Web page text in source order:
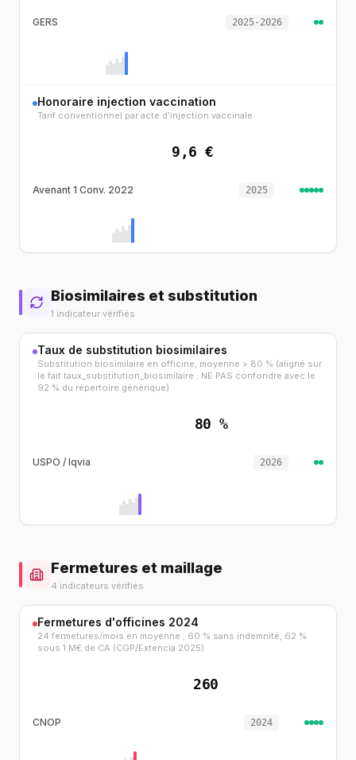
GERS 2025-2026
Honoraire injection vaccination
Tarif conventionnel par acte d'injection vaccinale
9,6 €
Avenant 1 Conv. 2022 2025
Biosimilaires et substitution
1 indicateur vérifiés
Taux de substitution biosimilaires
Substitution biosimilaire en officine, moyenne > 80 % (aligné sur
le fait taux_substitution_biosimilaire ; NE PAS confondre avec le
92 % du répertoire générique)
80 %
USPO / Iqvia 2026
Fermetures et maillage
4 indicateurs vérifiés
Fermetures d'officines 2024
24 fermetures/mois en moyenne ; 60 % sans indemnité, 62 %
sous 1 M€ de CA (CGP/Extencia 2025)
260
CNOP 2024